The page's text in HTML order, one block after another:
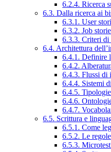
6.2.4. Ricerca
6.3. Dalla ricerca ai
6.3.1. User
6.3.2. Job
6.3.3. Criteri di
6.4. Architettura
6.4.1. Definire
6.4.2.
6.4.3. Flussi di
6.4.4. Sistemi
6.4.5.
6.4.6.
6.4.7.
6.5. Scrittura e
6.5.1. Come
6.5.2. Le
6.5.3.